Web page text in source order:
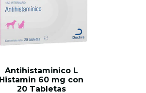
Antihistaminico L
Histamin 60 mg con
20 Tabletas